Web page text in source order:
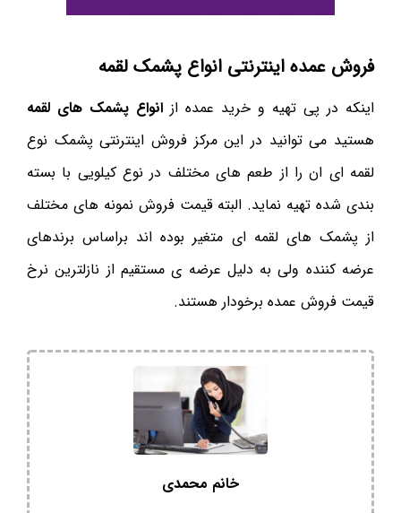
فروش عمده اینترنتی انواع پشمک لقمه
اینکه در پی تهیه و خرید عمده از انواع پشمک های لقمه
هستید می توانید در این مرکز فروش اینترنتی پشمک نوع
لقمه ای ان را از طعم های مختلف در نوع کیلویی با بسته
بندی شده تهیه نماید. البته قیمت فروش نمونه های مختلف
از پشمک های لقمه ای متغیر بوده اند براساس برندهای
عرضه کننده ولی به دلیل عرضه ی مستقیم از نازلترین نرخ
قیمت فروش عمده برخودار هستند.
خانم محمدی